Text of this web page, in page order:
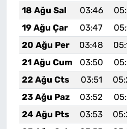
18 Ağu Sal
03:46
19 Ağu Çar
03:47
20 Ağu Per
03:48
21 Ağu Cum
03:50
22 Ağu Cts
03:51
23 Ağu Paz
03:52
24 Ağu Pts
03:53